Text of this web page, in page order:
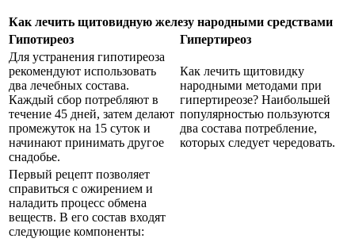
Как лечить щитовидную железу народными средствами
Гипотиреоз
Гипертиреоз
Для устранения гипотиреоза
рекомендуют использовать
два лечебных состава.
Каждый сбор потребляют в
течение 45 дней, затем делают
промежуток на 15 суток и
начинают принимать другое
снадобье.
Как лечить щитовидку
народными методами при
гипертиреозе? Наибольшей
популярностью пользуются
два состава потребление,
которых следует чередовать.
Первый рецепт позволяет
справиться с ожирением и
наладить процесс обмена
веществ. В его состав входят
следующие компоненты: